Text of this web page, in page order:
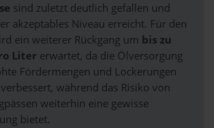
sind zuletzt deutlich gefallen und
akzeptables Niveau erreicht. Für den
ein weiterer Rückgang um bis zu
Liter erwartet, da die Ölversorgung
Fördermengen und Lockerungen
während das Risiko von
weiterhin eine gewisse
bietet.